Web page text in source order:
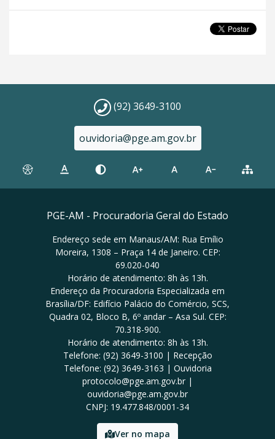
(92) 3649-3100
ouvidoria@pge.am.gov.br
PGE-AM - Procuradoria Geral do Estado
Endereço sede em Manaus/AM: Rua Emílio
Moreira, 1308 – Praça 14 de Janeiro. CEP:
69.020-040
Horário de atendimento: 8h às 13h.
Endereço da Procuradoria Especializada em
Brasília/DF: Edifício Palácio do Comércio, SCS,
Quadra 02, Bloco B, 6º andar – Asa Sul. CEP:
70.318-900.
Horário de atendimento: 8h às 13h.
Telefone: (92) 3649-3100 | Recepção
Telefone: (92) 3649-3163 | Ouvidoria
protocolo@pge.am.gov.br |
ouvidoria@pge.am.gov.br
CNPJ: 19.477.848/0001-34
Ver no mapa